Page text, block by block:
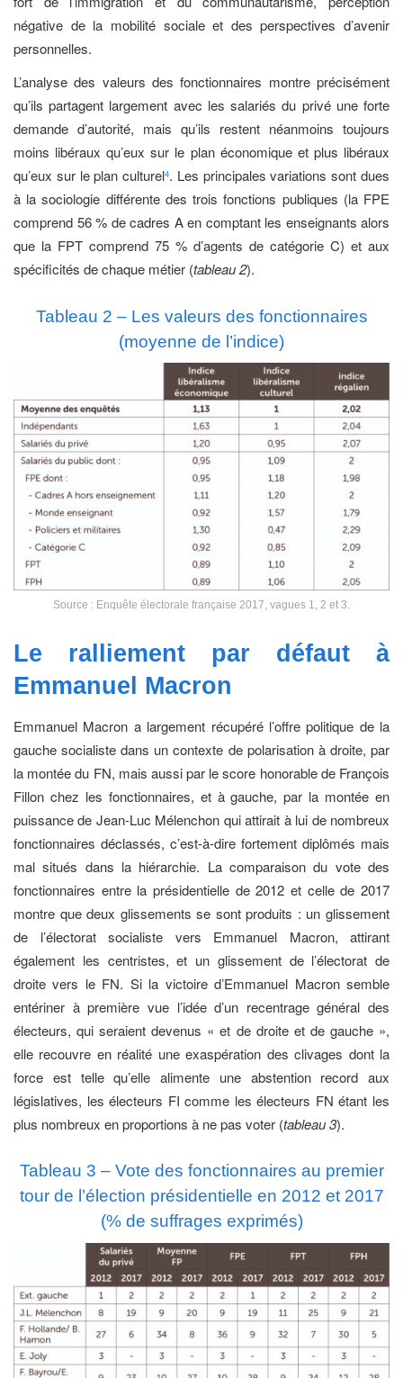
négative de la mobilité sociale et des perspectives d’avenir
personnelles.
L’analyse des valeurs des fonctionnaires montre précisément
qu’ils partagent largement avec les salariés du privé une forte
demande d’autorité, mais qu’ils restent néanmoins toujours
moins libéraux qu’eux sur le plan économique et plus libéraux
qu’eux sur le plan culturel4. Les principales variations sont dues
à la sociologie différente des trois fonctions publiques (la FPE
comprend 56 % de cadres A en comptant les enseignants alors
que la FPT comprend 75 % d’agents de catégorie C) et aux
spécificités de chaque métier (tableau 2).
Tableau 2 – Les valeurs des fonctionnaires
(moyenne de l’indice)
Source : Enquête électorale française 2017, vagues 1, 2 et 3.
Le ralliement par défaut à
Emmanuel Macron
Emmanuel Macron a largement récupéré l’offre politique de la
gauche socialiste dans un contexte de polarisation à droite, par
la montée du FN, mais aussi par le score honorable de François
Fillon chez les fonctionnaires, et à gauche, par la montée en
puissance de Jean-Luc Mélenchon qui attirait à lui de nombreux
fonctionnaires déclassés, c’est-à-dire fortement diplômés mais
mal situés dans la hiérarchie. La comparaison du vote des
fonctionnaires entre la présidentielle de 2012 et celle de 2017
montre que deux glissements se sont produits : un glissement
de l’électorat socialiste vers Emmanuel Macron, attirant
également les centristes, et un glissement de l’électorat de
droite vers le FN. Si la victoire d’Emmanuel Macron semble
entériner à première vue l’idée d’un recentrage général des
électeurs, qui seraient devenus « et de droite et de gauche »,
elle recouvre en réalité une exaspération des clivages dont la
force est telle qu’elle alimente une abstention record aux
législatives, les électeurs FI comme les électeurs FN étant les
plus nombreux en proportions à ne pas voter (tableau 3).
Tableau 3 – Vote des fonctionnaires au premier
tour de l’élection présidentielle en 2012 et 2017
(% de suffrages exprimés)